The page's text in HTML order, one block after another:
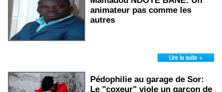
animateur pas comme les
autres
Pédophilie au garage de Sor:
Le "coxeur" viole un garçon de